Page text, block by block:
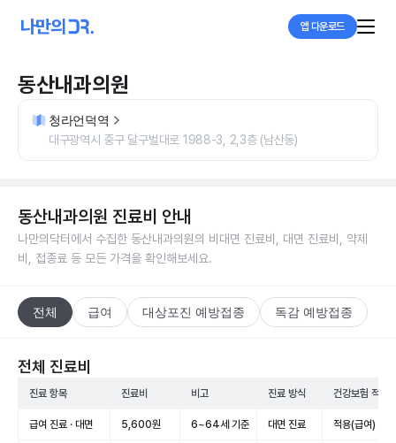
앱 다운로드
동산내과의원
청라언덕역
대구광역시 중구 달구벌대로 1988-3, 2,3층 (남산동)
동산내과의원 진료비 안내
나만의닥터에서 수집한 동산내과의원의 비대면 진료비, 대면 진료비, 약제
비, 접종료 등 모든 가격을 확인해보세요.
전체 급여 대상포진 예방접종 독감 예방접종
전체 진료비
진료 항목 진료비 비고 진료 방식 건강보험 적용
급여 진료 · 대면 5,600원 6~64세 기준 대면 진료 적용(급여)